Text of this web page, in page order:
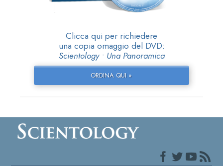
Clicca qui per richiedere
una copia omaggio del DVD:
Scientology • Una Panoramica
ORDINA QUI »